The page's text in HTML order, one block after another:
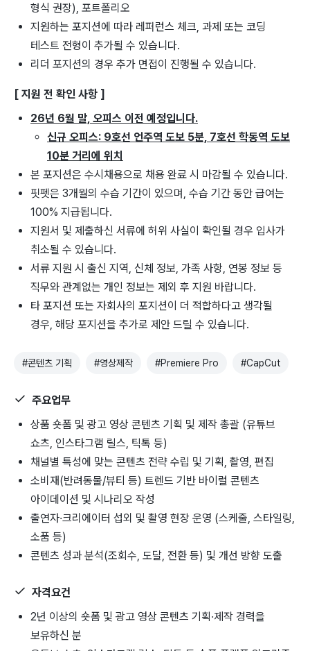
형식 권장), 포트폴리오
지원하는 포지션에 따라 레퍼런스 체크, 과제 또는 코딩
테스트 전형이 추가될 수 있습니다.
리더 포지션의 경우 추가 면접이 진행될 수 있습니다.
[ 지원 전 확인 사항 ]
26년 6월 말, 오피스 이전 예정입니다.
신규 오피스: 9호선 언주역 도보 5분, 7호선 학동역 도보
10분 거리에 위치
본 포지션은 수시채용으로 채용 완료 시 마감될 수 있습니다.
핏펫은 3개월의 수습 기간이 있으며, 수습 기간 동안 급여는
100% 지급됩니다.
지원서 및 제출하신 서류에 허위 사실이 확인될 경우 입사가
취소될 수 있습니다.
서류 지원 시 출신 지역, 신체 정보, 가족 사항, 연봉 정보 등
직무와 관계없는 개인 정보는 제외 후 지원 바랍니다.
타 포지션 또는 자회사의 포지션이 더 적합하다고 생각될
경우, 해당 포지션을 추가로 제안 드릴 수 있습니다.
#콘텐츠 기획 #영상제작 #Premiere Pro #CapCut
주요업무
상품 숏폼 및 광고 영상 콘텐츠 기획 및 제작 총괄 (유튜브
쇼츠, 인스타그램 릴스, 틱톡 등)
채널별 특성에 맞는 콘텐츠 전략 수립 및 기획, 촬영, 편집
소비재(반려동물/뷰티 등) 트렌드 기반 바이럴 콘텐츠
아이데이션 및 시나리오 작성
출연자·크리에이터 섭외 및 촬영 현장 운영 (스케줄, 스타일링,
소품 등)
콘텐츠 성과 분석(조회수, 도달, 전환 등) 및 개선 방향 도출
자격요건
2년 이상의 숏폼 및 광고 영상 콘텐츠 기획·제작 경력을
보유하신 분